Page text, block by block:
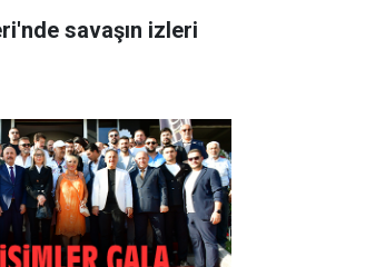
savaşın izleri